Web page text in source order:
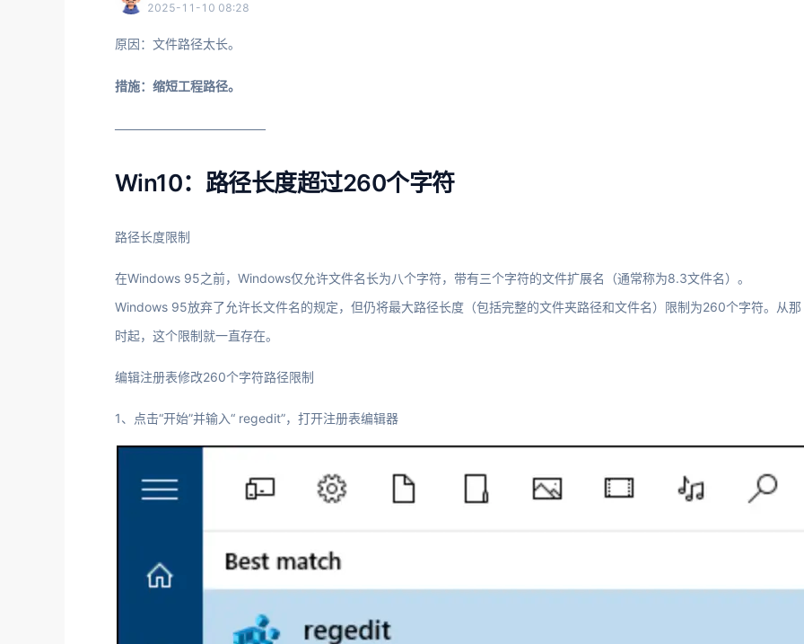
2025-11-10 08:28
原因：文件路径太长。
措施：缩短工程路径。
————————————
Win10：路径长度超过260个字符
路径长度限制
在Windows 95之前，Windows仅允许文件名长为八个字符，带有三个字符的文件扩展名（通常称为8.3文件名）。
Windows 95放弃了允许长文件名的规定，但仍将最大路径长度（包括完整的文件夹路径和文件名）限制为260个字符。从那
时起，这个限制就一直存在。
编辑注册表修改260个字符路径限制
1、点击“开始”并输入“ regedit”，打开注册表编辑器